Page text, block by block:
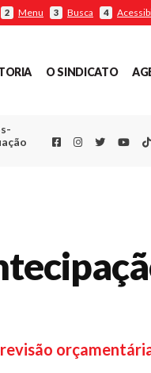
2 Menu 3 Busca 4
O SINDICATO
FacebookInstagram
Twitter